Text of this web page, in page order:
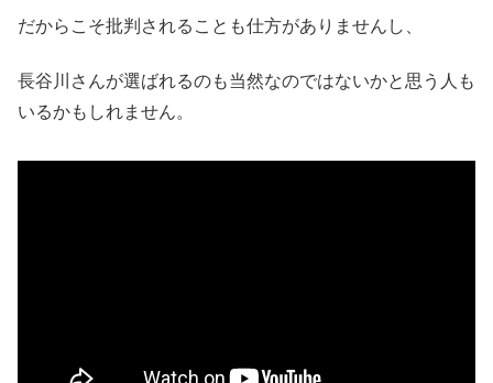
だからこそ批判されることも仕方がありませんし、
長谷川さんが選ばれるのも当然なのではないかと思う人も
いるかもしれません。